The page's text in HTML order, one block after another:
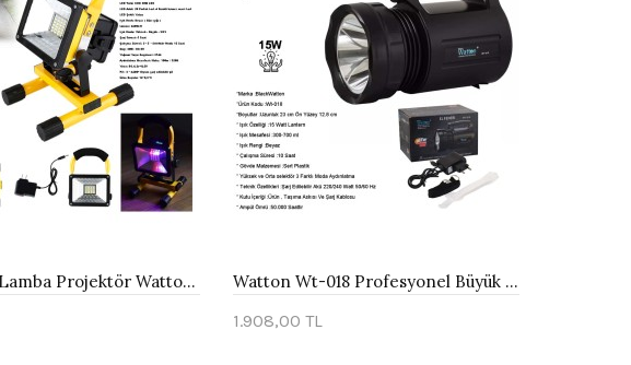
Şarjlı Spot Lamba Projektör Watton Wt-329
Watton Wt-018 Profesyonel Büyük Avcı Feneri
1.908,00 TL